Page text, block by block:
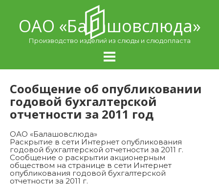
contentОАО «Балашовcлюда»
Производство изделий из слюды и слюдопласта
Сообщение об опубликовании
годовой бухгалтерской
отчетности за 2011 год
ОАО «Балашовслюда»
Раскрытие в сети Интернет опубликования
годовой бухгалтерской отчетности за 2011 г.
Сообщение о раскрытии акционерным
обществом на странице в сети Интернет
опубликования годовой бухгалтерской
отчетности за 2011 г.